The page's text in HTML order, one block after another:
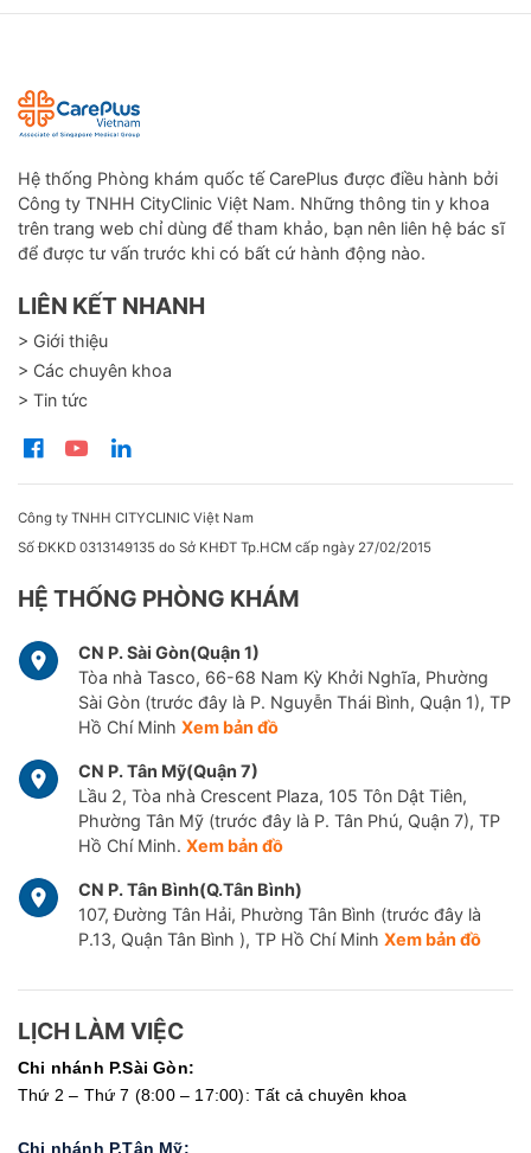
Hệ thống Phòng khám quốc tế CarePlus được điều hành bởi
Công ty TNHH CityClinic Việt Nam. Những thông tin y khoa
trên trang web chỉ dùng để tham khảo, bạn nên liên hệ bác sĩ
để được tư vấn trước khi có bất cứ hành động nào.
LIÊN KẾT NHANH
> Giới thiệu
> Các chuyên khoa
> Tin tức
Công ty TNHH CITYCLINIC Việt Nam
Số ĐKKD 0313149135 do Sở KHĐT Tp.HCM cấp ngày 27/02/2015
HỆ THỐNG PHÒNG KHÁM
CN P. Sài Gòn(Quận 1)
Tòa nhà Tasco, 66-68 Nam Kỳ Khởi Nghĩa, Phường
Sài Gòn (trước đây là P. Nguyễn Thái Bình, Quận 1), TP
Hồ Chí Minh Xem bản đồ
CN P. Tân Mỹ(Quận 7)
Lầu 2, Tòa nhà Crescent Plaza, 105 Tôn Dật Tiên,
Phường Tân Mỹ (trước đây là P. Tân Phú, Quận 7), TP
Hồ Chí Minh. Xem bản đồ
CN P. Tân Bình(Q.Tân Bình)
107, Đường Tân Hải, Phường Tân Bình (trước đây là
P.13, Quận Tân Bình ), TP Hồ Chí Minh Xem bản đồ
LỊCH LÀM VIỆC
Chi nhánh P.Sài Gòn:
Thứ 2 – Thứ 7 (8:00 – 17:00): Tất cả chuyên khoa
Chi nhánh P.Tân Mỹ: